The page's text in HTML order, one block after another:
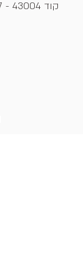
קוד 43004 - 37 ס"מ קוטר